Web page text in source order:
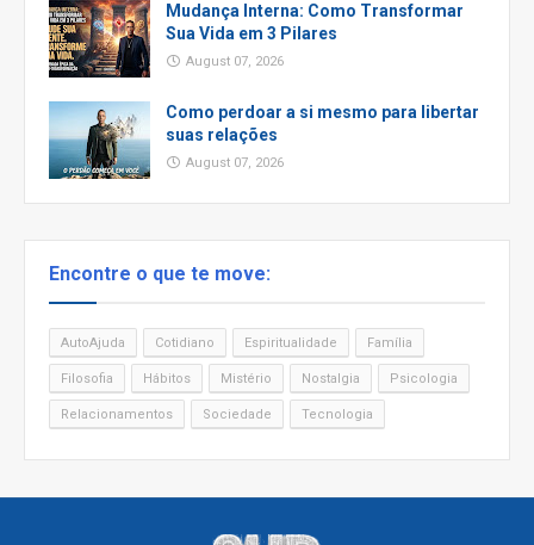
Mudança Interna: Como Transformar
Sua Vida em 3 Pilares
August 07, 2026
Como perdoar a si mesmo para libertar
suas relações
August 07, 2026
Encontre o que te move:
AutoAjuda Cotidiano Espiritualidade Família
Filosofia Hábitos Mistério Nostalgia Psicologia
Relacionamentos Sociedade Tecnologia